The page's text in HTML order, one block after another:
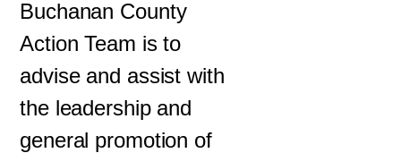
Buchanan County
Action Team is to
advise and assist with
the leadership and
general promotion of